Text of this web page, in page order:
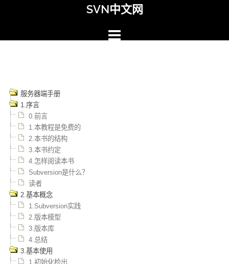
SVN中文网
服务器端手册
1.序言
0.前言
1.本教程是免费的
2.本书的结构
3.本书约定
4.怎样阅读本书
Subversion是什么？
读者
2.基本概念
1.Subversion实践
2.版本模型
3.版本库
4.总结
3.基本使用
1.初始化检出